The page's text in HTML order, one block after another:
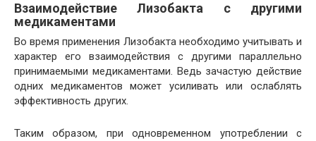
Взаимодействие Лизобакта с другими
медикаментами
Во время применения Лизобакта необходимо учитывать и
характер его взаимодействия с другими параллельно
принимаемыми медикаментами. Ведь зачастую действие
одних медикаментов может усиливать или ослаблять
эффективность других.
Таким образом, при одновременном употреблении с